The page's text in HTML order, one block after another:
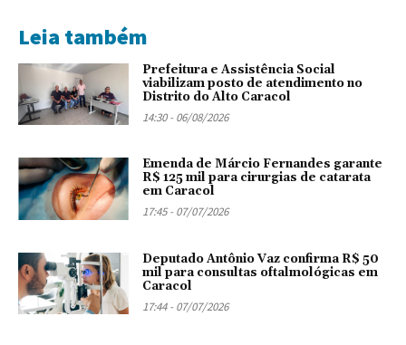
Leia também
Prefeitura e Assistência Social
viabilizam posto de atendimento no
Distrito do Alto Caracol
14:30 - 06/08/2026
Emenda de Márcio Fernandes garante
R$ 125 mil para cirurgias de catarata
em Caracol
17:45 - 07/07/2026
Deputado Antônio Vaz confirma R$ 50
mil para consultas oftalmológicas em
Caracol
17:44 - 07/07/2026